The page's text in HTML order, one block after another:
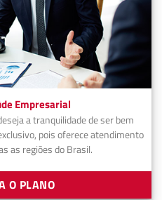
Empresarial
a tranquilidade de ser bem
pois oferece atendimento
as regiões do Brasil.
O PLANO